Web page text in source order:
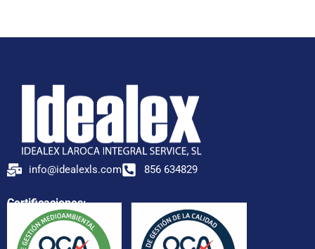
info@idealexls.com 856 634829
Certificaciones: